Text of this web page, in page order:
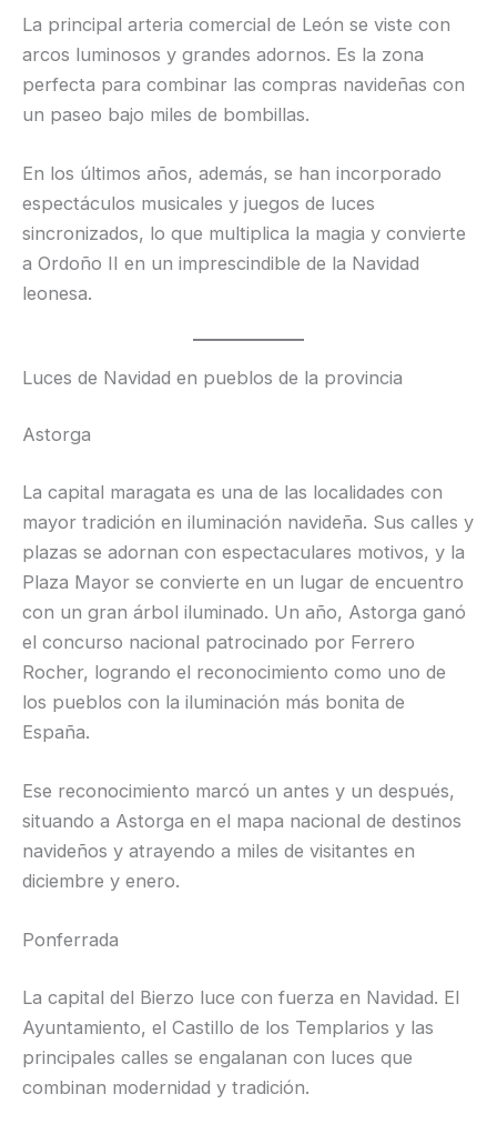
La principal arteria comercial de León se viste con
arcos luminosos y grandes adornos. Es la zona
perfecta para combinar las compras navideñas con
un paseo bajo miles de bombillas.
En los últimos años, además, se han incorporado
espectáculos musicales y juegos de luces
sincronizados, lo que multiplica la magia y convierte
a Ordoño II en un imprescindible de la Navidad
leonesa.
Luces de Navidad en pueblos de la provincia
Astorga
La capital maragata es una de las localidades con
mayor tradición en iluminación navideña. Sus calles y
plazas se adornan con espectaculares motivos, y la
Plaza Mayor se convierte en un lugar de encuentro
con un gran árbol iluminado. Un año, Astorga ganó
el concurso nacional patrocinado por Ferrero
Rocher, logrando el reconocimiento como uno de
los pueblos con la iluminación más bonita de
España.
Ese reconocimiento marcó un antes y un después,
situando a Astorga en el mapa nacional de destinos
navideños y atrayendo a miles de visitantes en
diciembre y enero.
Ponferrada
La capital del Bierzo luce con fuerza en Navidad. El
Ayuntamiento, el Castillo de los Templarios y las
principales calles se engalanan con luces que
combinan modernidad y tradición.